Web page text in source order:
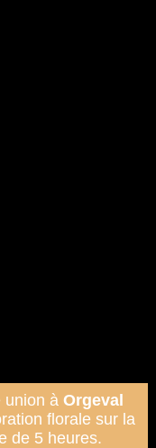
union à Orgeval
florale sur la
de 5 heures.